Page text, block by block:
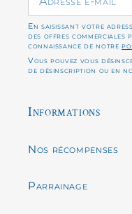
En saisissant votre
des offres commerciales
connaissance de notre
Vous pouvez vous
de désinscription ou en
Informations
Nos récompenses
Parrainage